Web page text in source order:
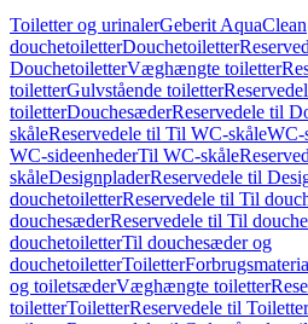
Toiletter og urinalerGeberit AquaClean
douchetoiletterDouchetoiletter
DouchetoiletterVæghængte toiletter
toiletterGulvstående toiletter
toiletterDouchesæderReservedele til
skåleReservedele til Til WC-skåleWC-
WC-sideenhederTil WC-skåle
skåleDesignpladerReservedele til
douchetoiletterReservedele til Til
douchesæderReservedele til Til
douchetoiletterTil douchesæder og
douchetoiletterToiletter
og toiletsæderVæghængte toiletter
toiletterToiletterReservedele til Toiletter